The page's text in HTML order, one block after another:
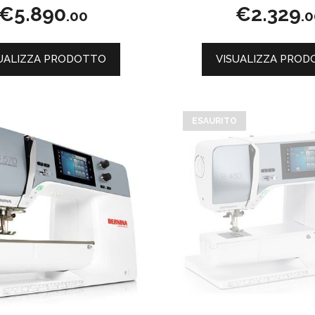
s
u
5
5.890.00
PRODOTTO
su 5
€2.329
VISUALIZZA
ESAURITO